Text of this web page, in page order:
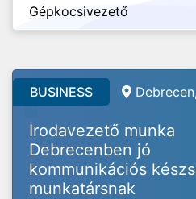
Gépkocsivezető
BUSINESS
Irodavezető munka
Debrecenben jó
kommunikációs
munkatársnak